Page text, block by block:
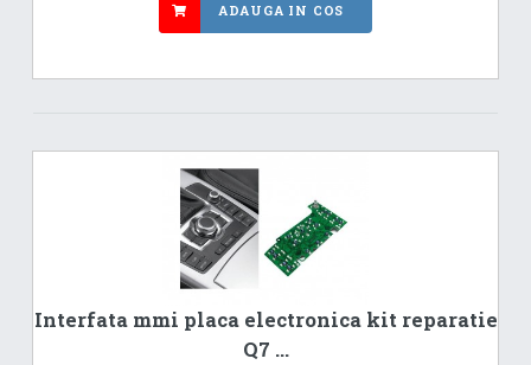
ADAUGA IN COS
Interfata mmi placa electronica kit reparatie
Q7 ...